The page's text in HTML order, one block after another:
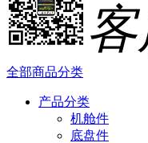
全部商品分类
产品分类
机舱件
底盘件